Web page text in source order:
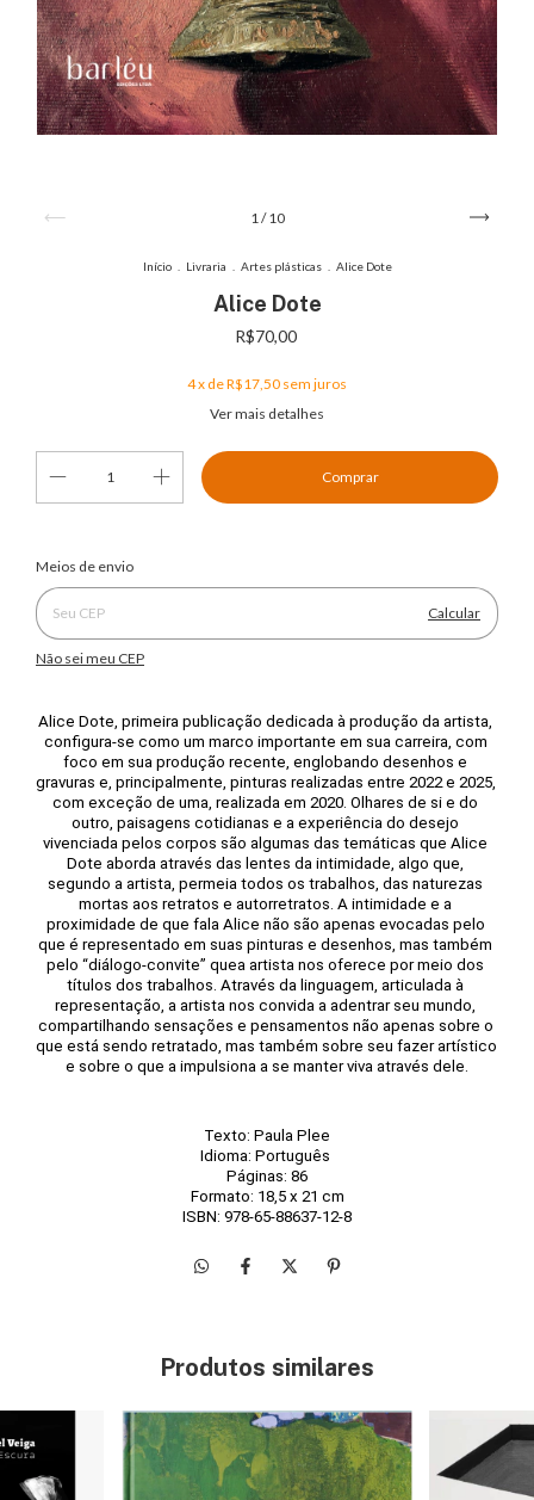
1 /10
Início Livraria Artes plásticas Alice Dote
Alice Dote
R$70,00
4x deR$17,50 sem juros
Ver mais detalhes
Entregas para o CEP:
Meios de envio
Calcular
Não sei meu CEP
Alice Dote, primeira publicação dedicada à produção da artista,
configura-se como um marco importante em sua carreira, com
foco em sua produção recente, englobando desenhos e
gravuras e, principalmente, pinturas realizadas entre 2022 e 2025,
com exceção de uma, realizada em 2020. Olhares de si e do
outro, paisagens cotidianas e a experiência do desejo
vivenciada pelos corpos são algumas das temáticas que Alice
Dote aborda através das lentes da intimidade, algo que,
segundo a artista, permeia todos os trabalhos, das naturezas
mortas aos retratos e autorretratos. A intimidade e a
proximidade de que fala Alice não são apenas evocadas pelo
que é representado em suas pinturas e desenhos, mas também
pelo “diálogo-convite” quea artista nos oferece por meio dos
títulos dos trabalhos. Através da linguagem, articulada à
representação, a artista nos convida a adentrar seu mundo,
compartilhando sensações e pensamentos não apenas sobre o
que está sendo retratado, mas também sobre seu fazer artístico
e sobre o que a impulsiona a se manter viva através dele.
Texto: Paula Plee
Idioma: Português
Páginas: 86
Formato: 18,5 x 21 cm
ISBN: 978-65-88637-12-8
Produtos similares